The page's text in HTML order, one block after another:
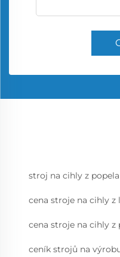
stroj na cihly z popela
cena stroje na cihly z
cena stroje na cihly z
ceník strojů na